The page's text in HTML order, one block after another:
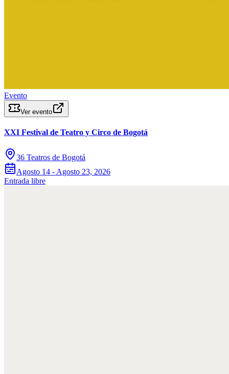
Evento
Ver evento
XXI Festival de Teatro y Circo de Bogotá
36 Teatros de Bogotá
Agosto 14 - Agosto 23, 2026
Entrada libre